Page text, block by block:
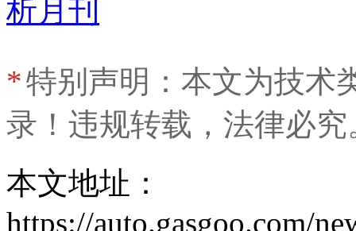
*特别声明：本文为技术
录！违规转载，法律必究
本文地址：
https://auto.gasgoo.com/